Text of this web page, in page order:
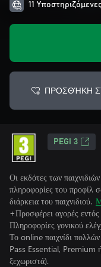
11
ΠΡΟΣΘΉΚΗ
PEGI 3
Οι εκδότες των
πληροφορίες του προφίλ
διάρκεια του παιχνιδιού.
+Προσφέρει αγορές
Πληροφορίες γονικού
Το online παιχνίδι
Pass Essential, Premium
ξεχωριστά).